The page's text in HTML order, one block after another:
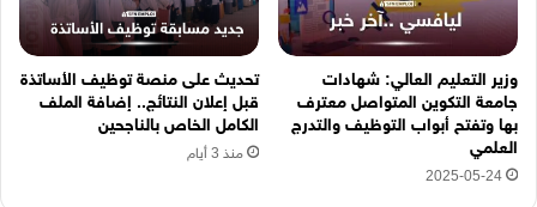
وزير التعليم العالي: شهادات
جامعة التكوين المتواصل معترف
بها وتفتح أبواب التوظيف والتدرج
العلمي
2025-05-24
تحديث على منصة توظيف الأساتذة
قبل إعلان النتائج.. إضافة الملف
الكامل الخاص بالناجحين
منذ 3 أيام